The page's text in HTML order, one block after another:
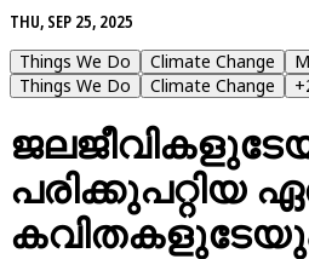
THU, SEP 25, 2025
Things We Do
Climate Change
Things We Do
Climate Change +
പരിക്കുപറ്റിയ